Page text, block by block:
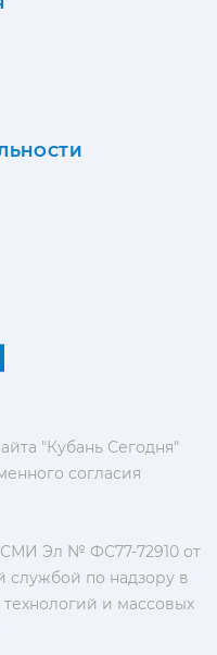
"Кубань Сегодня"
согласия
СМИ Эл № ФС77-72910 от
службой по надзору в
и массовых